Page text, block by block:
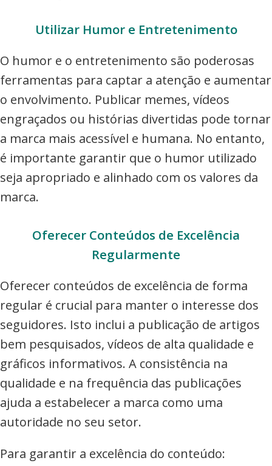
Utilizar Humor e Entretenimento
O humor e o entretenimento são poderosas
ferramentas para captar a atenção e aumentar
o envolvimento. Publicar memes, vídeos
engraçados ou histórias divertidas pode tornar
a marca mais acessível e humana. No entanto,
é importante garantir que o humor utilizado
seja apropriado e alinhado com os valores da
marca.
Oferecer Conteúdos de Excelência
Regularmente
Oferecer conteúdos de excelência de forma
regular é crucial para manter o interesse dos
seguidores. Isto inclui a publicação de artigos
bem pesquisados, vídeos de alta qualidade e
gráficos informativos. A consistência na
qualidade e na frequência das publicações
ajuda a estabelecer a marca como uma
autoridade no seu setor.
Para garantir a excelência do conteúdo: